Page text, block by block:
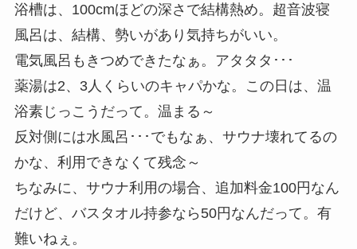
浴槽は、100cmほどの深さで結構熱め。超音波寝
風呂は、結構、勢いがあり気持ちがいい。
電気風呂もきつめできたなぁ。アタタタ･･･
薬湯は2、3人くらいのキャパかな。この日は、温
浴素じっこうだって。温まる～
反対側には水風呂･･･でもなぁ、サウナ壊れてるの
かな、利用できなくて残念～
ちなみに、サウナ利用の場合、追加料金100円なん
だけど、バスタオル持参なら50円なんだって。有
難いねぇ。